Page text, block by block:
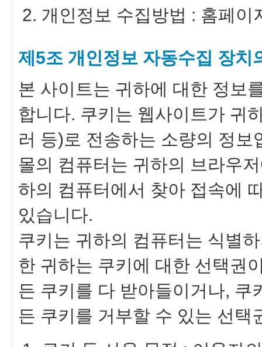
개인정보 수집방법 : 홈페이
제5조 개인정보 자동수집 장치
본 사이트는 귀하에 대한 정보
합니다. 쿠키는 웹사이트가 귀
러 등)로 전송하는 소량의 정
몰의 컴퓨터는 귀하의 브라우
하의 컴퓨터에서 찾아 접속에
있습니다.
쿠키는 귀하의 컴퓨터는 식별
한 귀하는 쿠키에 대한 선택권
든 쿠키를 다 받아들이거나, 쿠
든 쿠키를 거부할 수 있는 선택